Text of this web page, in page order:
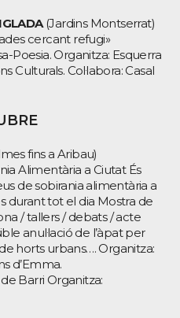
(Jardins Montserrat)
cercant refugi»
Poesia. Organitza: Esquerra
Culturals. Col·labora: Casal
fins a Aribau)
Alimentària a Ciutat És
de sobirania alimentària a
durant tot el dia Mostra de
/ tallers / debats / acte
anul·lació de l’àpat per
horts urbans…. Organitza:
d’Emma.
Barri Organitza: